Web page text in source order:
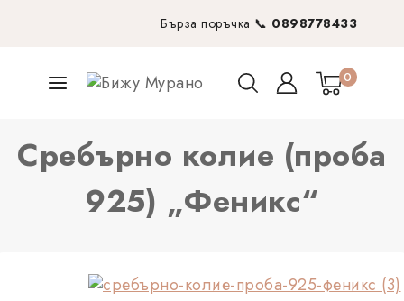
Бърза поръчка 📞 0898778433
0
Сребърно колие (проба
925) „Феникс“